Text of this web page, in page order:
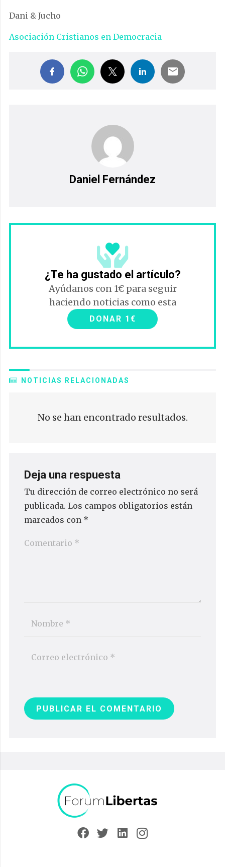
Dani & Jucho
Asociación Cristianos en Democracia
Daniel Fernández
¿Te ha gustado el artículo?
Ayúdanos con 1€ para seguir
haciendo noticias como esta
DONAR 1€
NOTICIAS RELACIONADAS
No se han encontrado resultados.
Deja una respuesta
Tu dirección de correo electrónico no será
publicada. Los campos obligatorios están
marcados con *
PUBLICAR EL COMENTARIO